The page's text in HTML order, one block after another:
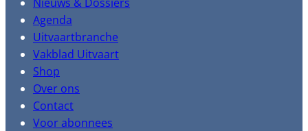
Agenda
Uitvaartbranche
Vakblad Uitvaart
Shop
Over ons
Contact
Voor abonnees